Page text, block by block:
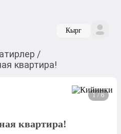
Кырг
/
квартира!
1 / 6
квартира!